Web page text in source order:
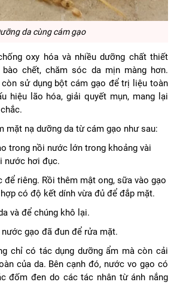
da cùng cám gạo
oxy hóa và nhiều dưỡng chất thiết
chết, chăm sóc da mịn màng hơn.
sử dụng bột cám gạo để trị liệu toàn
hiệu lão hóa, giải quyết mụn, mang lại
mặt nạ dưỡng da từ cám gạo như sau:
trong nồi nước lớn trong khoảng vài
nước hơi đục.
để riêng. Rồi thêm mật ong, sữa vào gạo
có độ kết dính vừa đủ để đắp mặt.
và để chúng khô lại.
nước gạo đã đun để rửa mặt.
chỉ có tác dụng dưỡng ẩm mà còn cải
của da. Bên cạnh đó, nước vo gạo có
đốm đen do các tác nhân từ ánh nắng